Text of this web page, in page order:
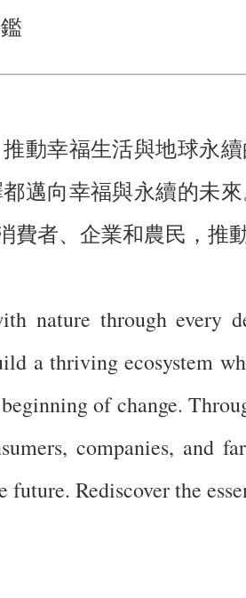
動幸福生活與地球永
邁向幸福與永續的未
者、企業和農民，推
nature through every
a thriving ecosystem
of change.
companies, and
future. Rediscover the